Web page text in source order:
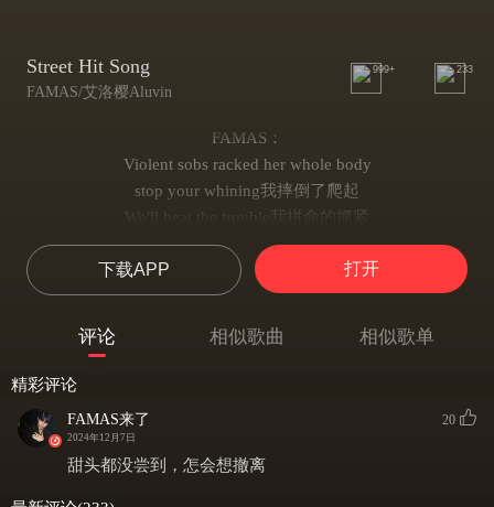
Street Hit Song
FAMAS/艾洛樱Aluvin
999+ 233
FAMAS：
Violent sobs racked her whole body
stop your whining我摔倒了爬起
We'll beat the trouble我拼命的抓紧
几年前的沉默是我一生中的败笔
call it a day我选择了走
悔恨的泪
把回忆扯碎
we get to decide what our story
我不再怕结果输的彻底
下载APP 打开
评论 相似歌曲 相似歌单
精彩评论
FAMAS来了
2024年12月7日
20
甜头都没尝到，怎会想撤离